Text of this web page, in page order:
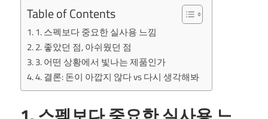
Table of Contents
1. 스펙보다 중요한 실사용 느낌
2. 좋았던 점, 아쉬웠던 점
3. 어떤 상황에서 빛나는 제품인가
4. 결론: 돈이 아깝지 않다 vs 다시 생각해봐